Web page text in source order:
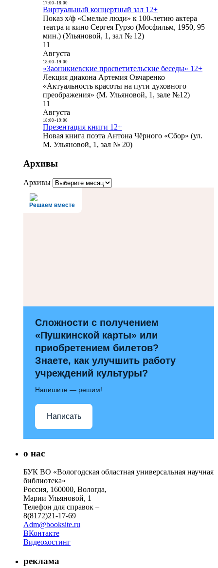
17:00- 18:00
Виртуальный концертный зал 12+
Показ х/ф «Смелые люди» к 100-летию актера
театра и кино Сергея Гурзо (Мосфильм, 1950, 95
мин.) (Ульяновой, 1, зал № 12)
11
Августа
18:00- 19:00
«Заоникиевские просветительские беседы» 12+
Лекция диакона Артемия Овчаренко
«Актуальность красоты на пути духовного
преображения» (М. Ульяновой, 1, зале №12)
11
Августа
18:00- 19:00
Презентация книги 12+
Новая книга поэта Антона Чёрного «Сбор» (ул.
М. Ульяновой, 1, зал № 20)
Архивы
Архивы
Решаем вместе
Сложности с получением
«Пушкинской карты» или
приобретением билетов?
Знаете, как улучшить работу
учреждений культуры?
Напишите — решим!
Написать
о нас
БУК ВО «Вологодская областная универсальная научная
библиотека»
Россия, 160000, Вологда,
Марии Ульяновой, 1
Телефон для справок –
8(8172)21-17-69
Adm@booksite.ru
ВКонтакте
Видеохостинг
реклама